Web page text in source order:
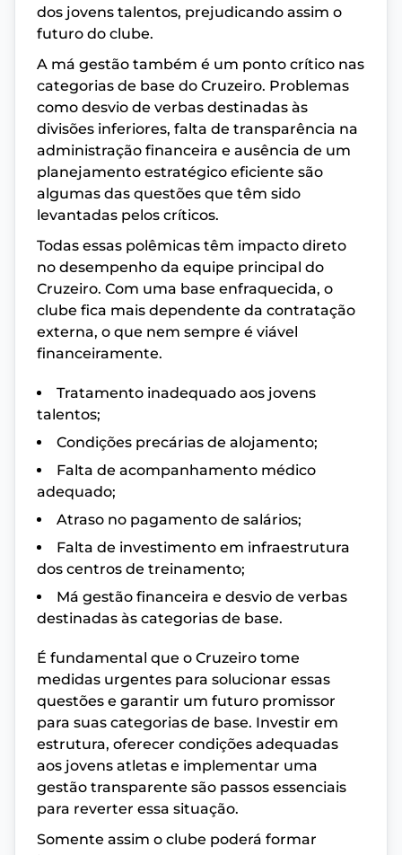
dos jovens talentos, prejudicando assim o
futuro do clube.
A má gestão também é um ponto crítico nas
categorias de base do Cruzeiro. Problemas
como desvio de verbas destinadas às
divisões inferiores, falta de transparência na
administração financeira e ausência de um
planejamento estratégico eficiente são
algumas das questões que têm sido
levantadas pelos críticos.
Todas essas polêmicas têm impacto direto
no desempenho da equipe principal do
Cruzeiro. Com uma base enfraquecida, o
clube fica mais dependente da contratação
externa, o que nem sempre é viável
financeiramente.
Tratamento inadequado aos jovens
talentos;
Condições precárias de alojamento;
Falta de acompanhamento médico
adequado;
Atraso no pagamento de salários;
Falta de investimento em infraestrutura
dos centros de treinamento;
Má gestão financeira e desvio de verbas
destinadas às categorias de base.
É fundamental que o Cruzeiro tome
medidas urgentes para solucionar essas
questões e garantir um futuro promissor
para suas categorias de base. Investir em
estrutura, oferecer condições adequadas
aos jovens atletas e implementar uma
gestão transparente são passos essenciais
para reverter essa situação.
Somente assim o clube poderá formar